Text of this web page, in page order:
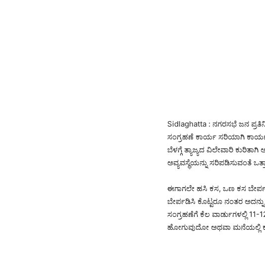
Sidlaghatta : ನಗರಸಭೆ ಜನ
ಸಂಗ್ರಹಣೆ ಕಾರ್ಯ ಸರಿಯಾಗಿ
ಬೆಳಗ್ಗೆ ತ್ಯಾಜ್ಯದ ವಿಲೇವಾರಿ
ಅವ್ಯವಸ್ಥೆಯನ್ನು ಸರಿಪಡಿಸುವಂತೆ
ಈಗಾಗಲೇ ಹಸಿ ಕಸ, ಒಣ ಕಸ
ಬೇರ್ಪಡಿಸಿ ಕೊಟ್ಟರೂ ನಂತರ ಅದನ್ನು
ಸಂಗ್ರಹಣೆಗೆ ಕೆಲ ವಾರ್ಡುಗಳಲ್ಲಿ 11-
ಹೋಗುವುದೋ ಅಥವಾ ಮನೆಯಲ್ಲಿ